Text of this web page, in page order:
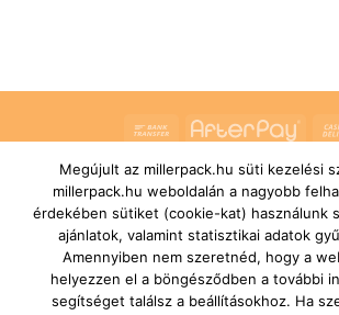
Bank
RÓLUNK
ÁLTALÁNOS SZERZŐDÉSI
SZÁLLÍTÁSI ÉS FIZETÉSI FELTÉTELEK
IMPRESSZUM
KAPCSOLAT
FELIRATKOZÁS
Copyright 2026 ©MILLERPACK.HU
Hungary
Megújult az millerpack.hu süti kezelési
millerpack.hu weboldalán a nagyobb
érdekében sütiket (cookie-kat) használunk
ajánlatok, valamint statisztikai adatok
Amennyiben nem szeretnéd, hogy a
helyezzen el a böngésződben a további
segítséget találsz a beállításokhoz. Ha